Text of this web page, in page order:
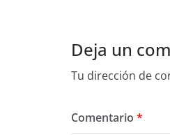
Deja un
Tu dirección de
Comentario *